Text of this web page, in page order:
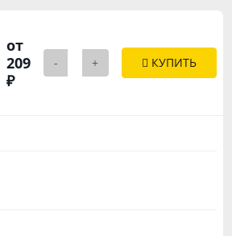
от
209
₽
- + КУПИТЬ